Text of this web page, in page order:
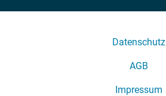
Datenschutz
AGB
Impressum